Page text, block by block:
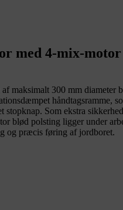
med 4-mix-motor
maksimalt 300 mm diameter
håndtagsramme,
stopknap. Som ekstra
blød polsting ligger under
og præcis føring af jordboret.